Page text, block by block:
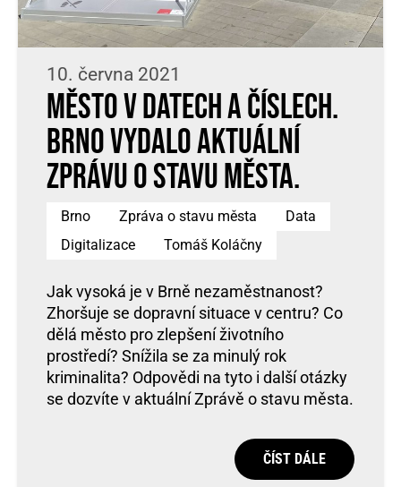
10. června 2021
Město v datech a číslech.
Brno vydalo aktuální
zprávu o stavu města.
Brno Zpráva o stavu města
Data
Digitalizace
Tomáš Koláčny
Jak vysoká je v Brně nezaměstnanost?
Zhoršuje se dopravní situace v centru? Co
dělá město pro zlepšení životního
prostředí? Snížila se za minulý rok
kriminalita? Odpovědi na tyto i další otázky
se dozvíte v aktuální Zprávě o stavu města.
ČÍST DÁLE